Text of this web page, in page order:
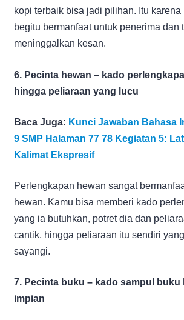
kopi terbaik bisa jadi pilihan. Itu
begitu bermanfaat untuk penerima dan
meninggalkan kesan.
6. Pecinta hewan – kado
hingga peliaraan yang lucu
Baca Juga: Kunci Jawaban Bahasa
9 SMP Halaman 77 78 Kegiatan 5:
Kalimat Ekspresif
Perlengkapan hewan sangat
hewan. Kamu bisa memberi kado
yang ia butuhkan, potret dia dan
cantik, hingga peliaraan itu sendiri
sayangi.
7. Pecinta buku – kado sampul buku
impian